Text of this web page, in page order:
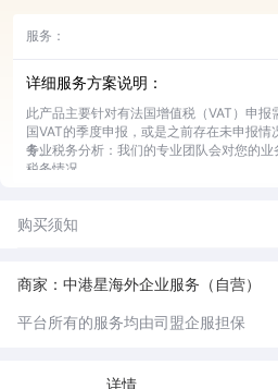
服务：
详细服务方案说明：
此产品主要针对有法国增值税（VAT）申
国VAT的季度申报，或是之前存在未申报情
务。
专业税务分析：我们的专业团队会对您的
税务情况。
政策咨询解答：及时为您解答法国VAT相关
购买须知
商家：中港星海外企业服务（自营）
平台所有的服务均由司盟企服担保
详情